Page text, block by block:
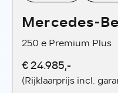
Mercedes-
250 e Premium Plus
€ 24.985,-
(Rijklaarprijs incl.